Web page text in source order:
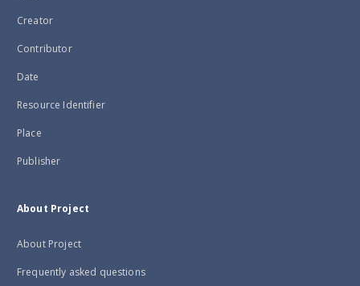
Creator
Contributor
Date
Resource Identifier
Place
Publisher
About Project
About Project
Frequently asked questions